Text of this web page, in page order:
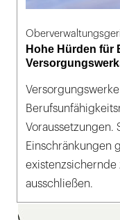
Hohe Hürden für
Voraussetzungen.
Einschränkungen
existenzsichernde
ausschließen.